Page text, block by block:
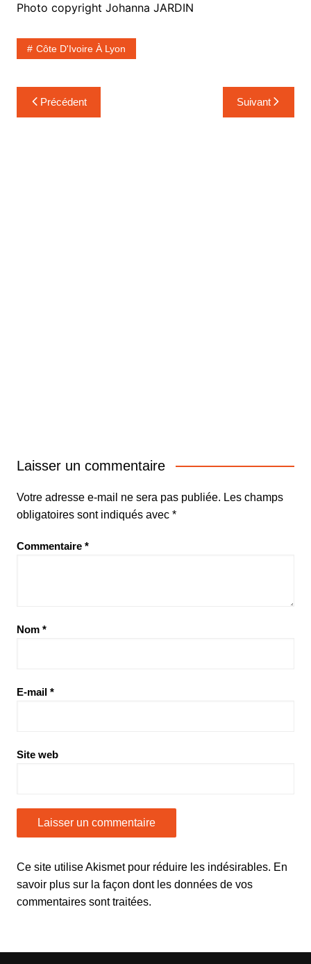
Photo copyright Johanna JARDIN
Côte D'Ivoire À Lyon
Navigation
de
Précédent Suivant
Laisser un commentaire
Votre adresse e-mail ne sera pas publiée. Les champs
obligatoires sont indiqués avec *
Commentaire *
Nom *
E-mail *
Site web
Ce site utilise Akismet pour réduire les indésirables. En
savoir plus sur la façon dont les données de vos
commentaires sont traitées.